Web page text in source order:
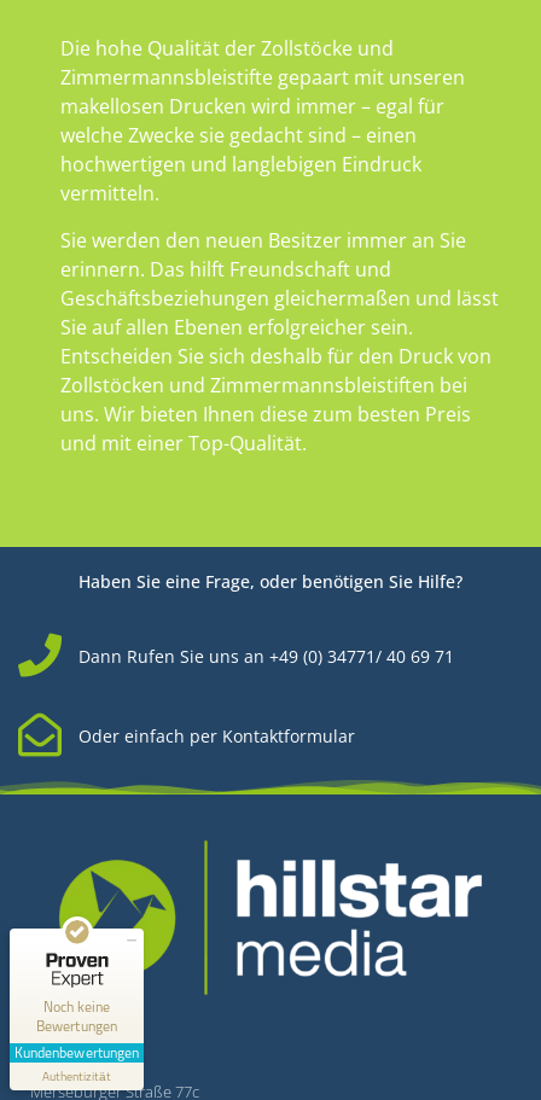
Die hohe Qualität der Zollstöcke und
Zimmermannsbleistifte gepaart mit unseren
makellosen Drucken wird immer – egal für
welche Zwecke sie gedacht sind – einen
hochwertigen und langlebigen Eindruck
vermitteln.
Sie werden den neuen Besitzer immer an Sie
erinnern. Das hilft Freundschaft und
Geschäftsbeziehungen gleichermaßen und lässt
Sie auf allen Ebenen erfolgreicher sein.
Entscheiden Sie sich deshalb für den Druck von
Zollstöcken und Zimmermannsbleistiften bei
uns. Wir bieten Ihnen diese zum besten Preis
und mit einer Top-Qualität.
Haben Sie eine Frage, oder benötigen Sie Hilfe?
Dann Rufen Sie uns an +49 (0) 34771/ 40 69 71
Oder einfach per Kontaktformular
Kontakt
Hillstar Media
Merseburger Straße 77c
Noch keine
Bewertungen
Kundenbewertungen
Authentizität
Kundenbewertungen und Erfahrungen zu
Hillstar Media
MANGELHAFT
0,00 / 5,00
Erfahren Sie mehr über dieses Bewertungssiegel
Profil ansehen